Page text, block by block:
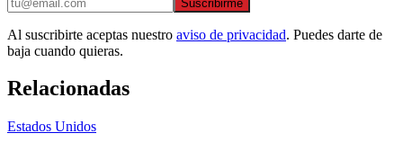
Suscribirme
Al suscribirte aceptas nuestro aviso de privacidad. Puedes darte de
baja cuando quieras.
Relacionadas
Estados Unidos